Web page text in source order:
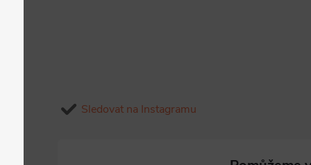
Sledovat na Instagramu